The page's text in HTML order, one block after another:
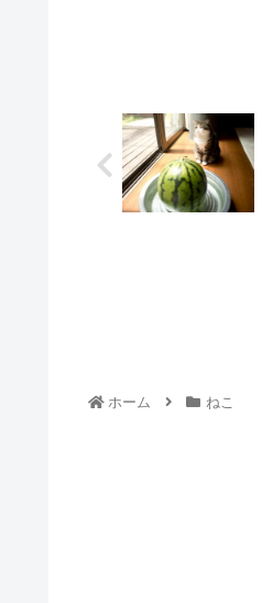
ホーム ねこ